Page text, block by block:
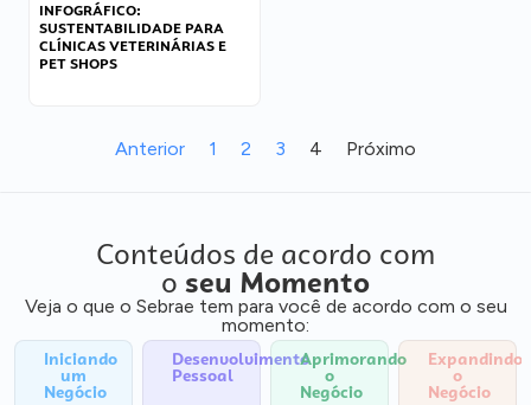
INFOGRÁFICO:
SUSTENTABILIDADE PARA
CLÍNICAS VETERINÁRIAS E
PET SHOPS
Anterior 1 2 3 4 Próximo
Conteúdos de acordo com
o seu Momento
Veja o que o Sebrae tem para você de acordo com o seu
momento:
Iniciando
um
Negócio
Desenvolvimento
Pessoal
Aprimorando
o
Negócio
Expandindo
o
Negócio